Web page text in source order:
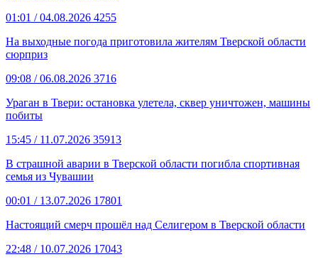
01:01 / 04.08.2026 4255
На выходные погода приготовила жителям Тверской области
сюрприз
09:08 / 06.08.2026 3716
Ураган в Твери: остановка улетела, сквер уничтожен, машины
побиты
15:45 / 11.07.2026 35913
В страшной аварии в Тверской области погибла спортивная
семья из Чувашии
00:01 / 13.07.2026 17801
Настоящий смерч прошёл над Селигером в Тверской области
22:48 / 10.07.2026 17043